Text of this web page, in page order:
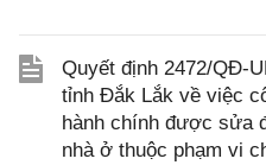
Quyết định 2472/QĐ-
tỉnh Đắk Lắk về việc
hành chính được sửa
nhà ở thuộc phạm vi